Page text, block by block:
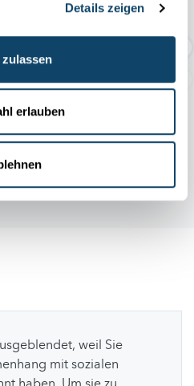
Details zeigen
zulassen
erlauben
den Abf...
weil Sie
mit sozialen